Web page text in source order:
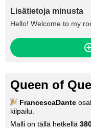
Lisätietoja minusta
Hello! Welcome to my
Queen of
FrancescaDante
kilpailu.
Malli on tällä hetkellä